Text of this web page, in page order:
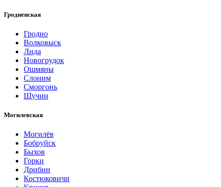
Гродненская
Гродно
Волковыск
Лида
Новогрудок
Ошмяны
Слоним
Сморгонь
Щучин
Могилевская
Могилёв
Бобруйск
Быхов
Горки
Дрибин
Костюковичи